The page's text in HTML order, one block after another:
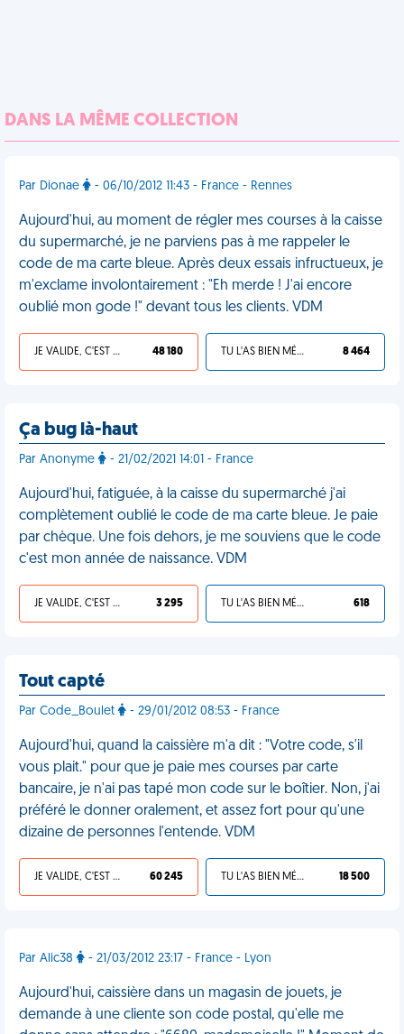
DANS LA MÊME COLLECTION
Par Dionae - 06/10/2012 11:43 - France - Rennes
Aujourd'hui, au moment de régler mes courses à la caisse
du supermarché, je ne parviens pas à me rappeler le
code de ma carte bleue. Après deux essais infructueux, je
m'exclame involontairement : "Eh merde ! J'ai encore
oublié mon gode !" devant tous les clients. VDM
JE VALIDE, C'EST UNE VDM 48 180 TU L'AS BIEN MÉRITÉ 8 464
Ça bug là-haut
Par Anonyme - 21/02/2021 14:01 - France
Aujourd'hui, fatiguée, à la caisse du supermarché j'ai
complètement oublié le code de ma carte bleue. Je paie
par chèque. Une fois dehors, je me souviens que le code
c'est mon année de naissance. VDM
JE VALIDE, C'EST UNE VDM 3 295 TU L'AS BIEN MÉRITÉ 618
Tout capté
Par Code_Boulet - 29/01/2012 08:53 - France
Aujourd'hui, quand la caissière m'a dit : "Votre code, s'il
vous plait." pour que je paie mes courses par carte
bancaire, je n'ai pas tapé mon code sur le boîtier. Non, j'ai
préféré le donner oralement, et assez fort pour qu'une
dizaine de personnes l'entende. VDM
JE VALIDE, C'EST UNE VDM 60 245 TU L'AS BIEN MÉRITÉ 18 500
Par Alic38 - 21/03/2012 23:17 - France - Lyon
Aujourd'hui, caissière dans un magasin de jouets, je
demande à une cliente son code postal, qu'elle me